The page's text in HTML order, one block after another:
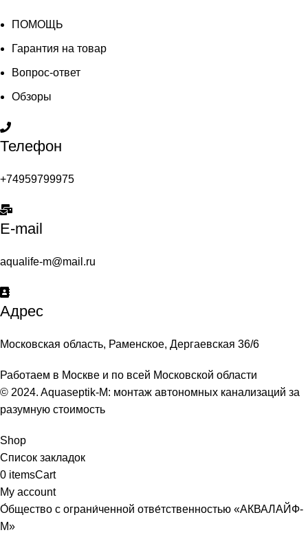
ПОМОЩЬ
Гарантия на товар
Вопрос-ответ
Обзоры
Телефон
+74959799975
E-mail
aqualife-m@mail.ru
Адрес
Московская область, Раменское, Дергаевская 36/6
Работаем в Москве и по всей Московской области
© 2024. Aquaseptik-M: монтаж автономных канализаций за
разумную стоимость
Shop
Список закладок
0 itemsCart
My account
О́бщество с ограни́ченной отве́тственностью «АКВАЛАЙФ-
М»